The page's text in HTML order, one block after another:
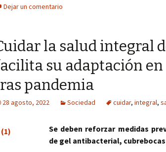
Dejar un comentario
la salud integral
su adaptación en
pandemia
28 agosto, 2022 Sociedad cuidar, integral,
Se deben reforzar medidas
de gel antibacterial,